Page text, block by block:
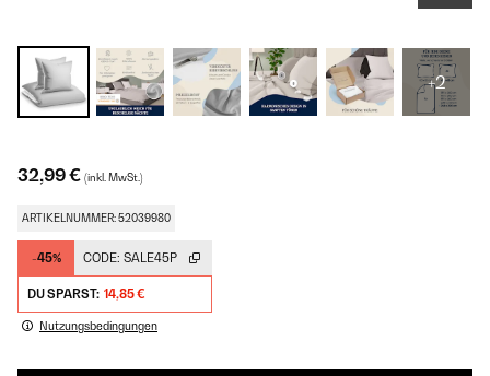
+2
32,99 € (inkl. MwSt.)
ARTIKELNUMMER: 52039980
-45% CODE: SALE45P
DU SPARST: 14,85 €
Nutzungsbedingungen